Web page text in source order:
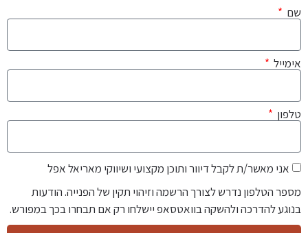
שם
אימייל
טלפון
אני מאשר/ת לקבל דיוור ותוכן מקצועי ושיווקי מאריאל אפל
מספר הטלפון נדרש לצורך הרשמה וזיהוי תקין של הפנייה. הודעות
בנוגע להדרכה ולהשקה בוואטסאפ יישלחו רק אם תבחרו בכך במפורש.